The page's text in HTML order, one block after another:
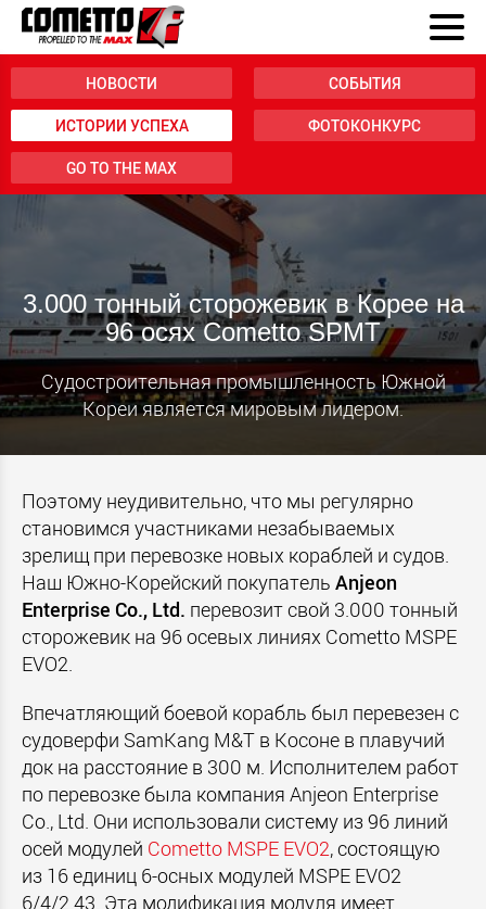
НОВОСТИ СОБЫТИЯ
ИСТОРИИ УСПЕХА ФОТОКОНКУРС
GO TO THE MAX
3.000 тонный сторожевик в Корее на
96 осях Cometto SPMT
Судостроительная промышленность Южной
Кореи является мировым лидером.
Поэтому неудивительно, что мы регулярно
становимся участниками незабываемых
зрелищ при перевозке новых кораблей и судов.
Наш Южно-Корейский покупатель Anjeon
Enterprise Co., Ltd. перевозит свой 3.000 тонный
сторожевик на 96 осевых линиях Cometto MSPE
EVO2.
Впечатляющий боевой корабль был перевезен с
судоверфи SamKang M&T в Косоне в плавучий
док на расстояние в 300 м. Исполнителем работ
по перевозке была компания Anjeon Enterprise
Co., Ltd. Они использовали систему из 96 линий
осей модулей Cometto MSPE EVO2, состоящую
из 16 единиц 6-осных модулей MSPE EVO2
6/4/2.43. Эта модификация модуля имеет